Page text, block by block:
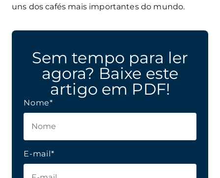
uns dos cafés mais importantes do mundo.
Sem tempo para ler
agora? Baixe este
artigo em PDF!
Nome*
E-mail*